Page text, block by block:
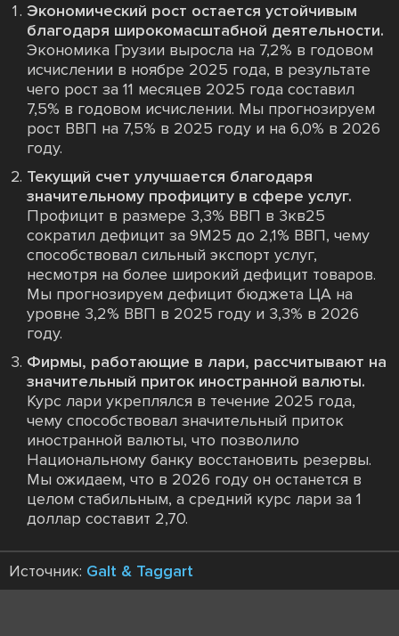
Экономический рост остается устойчивым
благодаря широкомасштабной деятельности.
Экономика Грузии выросла на 7,2% в годовом
исчислении в ноябре 2025 года, в результате
чего рост за 11 месяцев 2025 года составил
7,5% в годовом исчислении. Мы прогнозируем
рост ВВП на 7,5% в 2025 году и на 6,0% в 2026
году.
Текущий счет улучшается благодаря
значительному профициту в сфере услуг.
Профицит в размере 3,3% ВВП в 3кв25
сократил дефицит за 9М25 до 2,1% ВВП, чему
способствовал сильный экспорт услуг,
несмотря на более широкий дефицит товаров.
Мы прогнозируем дефицит бюджета ЦА на
уровне 3,2% ВВП в 2025 году и 3,3% в 2026
году.
Фирмы, работающие в лари, рассчитывают на
значительный приток иностранной валюты.
Курс лари укреплялся в течение 2025 года,
чему способствовал значительный приток
иностранной валюты, что позволило
Национальному банку восстановить резервы.
Мы ожидаем, что в 2026 году он останется в
целом стабильным, а средний курс лари за 1
доллар составит 2,70.
Источник: Galt & Taggart